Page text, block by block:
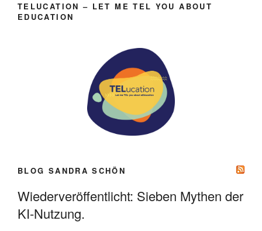
TELUCATION – LET ME TEL YOU ABOUT
EDUCATION
BLOG SANDRA SCHÖN
Wiederveröffentlicht: Sieben Mythen der
KI-Nutzung.